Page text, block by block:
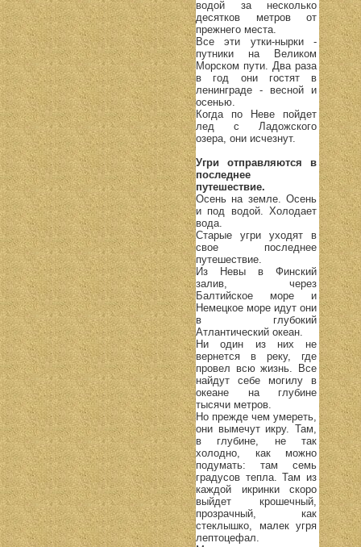
водой за несколько
десятков метров от
прежнего места.
Все эти утки-нырки -
путники на Великом
Морском пути. Два раза
в год они гостят в
ленинграде - весной и
осенью.
Когда по Неве пойдет
лед с Ладожского
озера, они исчезнут.
Угри отправляются в
последнее
путешествие.
Осень на земле. Осень
и под водой. Холодает
вода.
Старые угри уходят в
свое последнее
путешествие.
Из Невы в Финский
залив, через
Балтийское море и
Немецкое море идут они
в глубокий
Атлантический океан.
Ни один из них не
вернется в реку, где
провел всю жизнь. Все
найдут себе могилу в
океане на глубине
тысячи метров.
Но прежде чем умереть,
они вымечут икру. Там,
в глубине, не так
холодно, как можно
подумать: там семь
градусов тепла. Там из
каждой икринки скоро
выйдет крошечный,
прозрачный, как
стеклышко, малек угря
лептоцефал.